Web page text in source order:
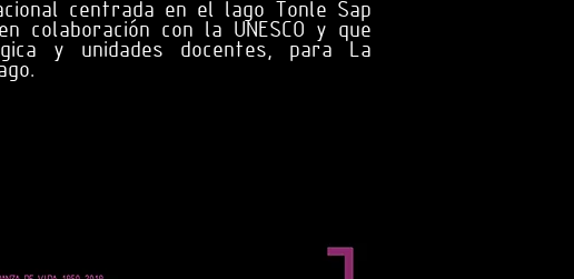
centrada en el lago Tonle Sap
colaboración con la UNESCO y que
y unidades docentes, para La